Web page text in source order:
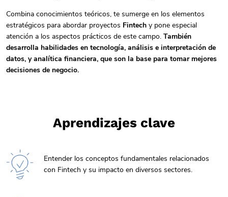
Combina conocimientos teóricos, te sumerge en los elementos
estratégicos para abordar proyectos Fintech y pone especial
atención a los aspectos prácticos de este campo. También
desarrolla habilidades en tecnología, análisis e interpretación de
datos, y analítica financiera, que son la base para tomar mejores
decisiones de negocio.
Aprendizajes clave
Entender los conceptos fundamentales relacionados
con Fintech y su impacto en diversos sectores.